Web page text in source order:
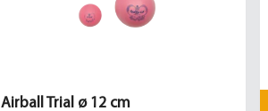
Airball Trial ø 12 cm